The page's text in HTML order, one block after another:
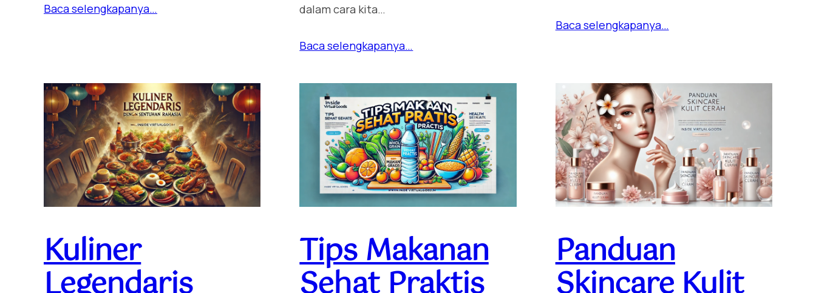
Baca selengkapanya…
dalam cara kita…
Baca selengkapanya…
Baca selengkapanya…
Kuliner Tips Makanan Panduan